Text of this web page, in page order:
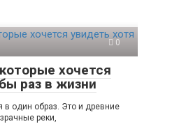
0
хочется
раз в жизни
в один образ. Это и древние
реки,